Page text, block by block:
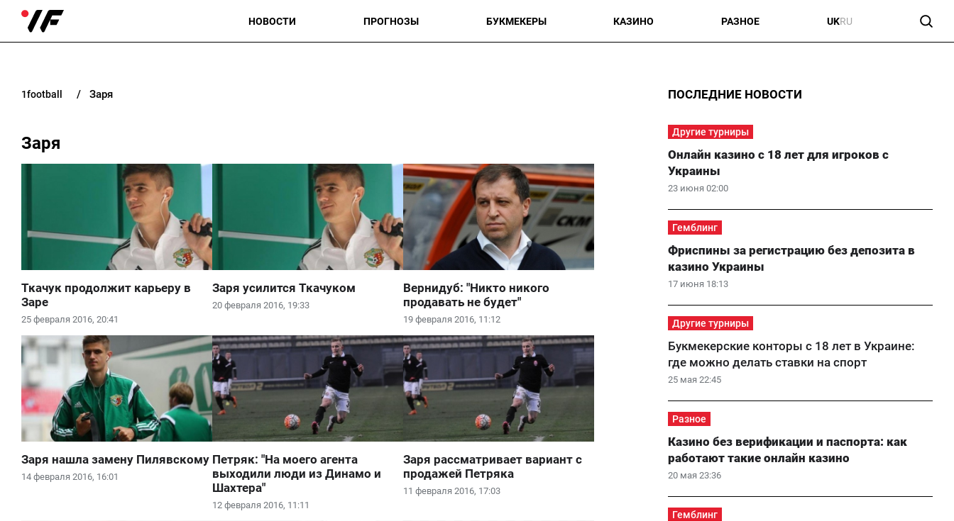
НОВОСТИ ПРОГНОЗЫ БУКМЕКЕРЫ КАЗИНО РАЗНОЕ UKRU
1football Заря
Заря
25 февраля 2016, 20:41
Ткачук продолжит карьеру в
Заре
20 февраля 2016, 19:33
Заря усилится Ткачуком
19 февраля 2016, 11:12
Вернидуб: "Никто никого
продавать не будет"
14 февраля 2016, 16:01
Заря нашла замену Пилявскому
12 февраля 2016, 11:11
Петряк: "На моего агента
выходили люди из Динамо и
Шахтера"
11 февраля 2016, 17:03
Заря рассматривает вариант с
продажей Петряка
ПОСЛЕДНИЕ НОВОСТИ
Другие турниры
23 июня 02:00
Онлайн казино с 18 лет для игроков с
Украины
Гемблинг
17 июня 18:13
Фриспины за регистрацию без депозита в
казино Украины
Другие турниры
25 мая 22:45
Букмекерские конторы с 18 лет в Украине:
где можно делать ставки на спорт
Разное
20 мая 23:36
Казино без верификации и паспорта: как
работают такие онлайн казино
Гемблинг